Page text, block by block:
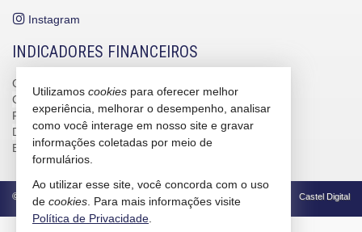
Instagram
INDICADORES FINANCEIROS
CUB /
CUB /SCvariação
0,95%
Poupança
0,6738%
Dólar Comercial
R$ 5,12
Euro
R$ 5,91
© 2026 CRECI/SC 4586-J Política de Privacidade Castel Digital
Utilizamos cookies para oferecer melhor
experiência, melhorar o desempenho, analisar
como você interage em nosso site e gravar
informações coletadas por meio de
formulários.
Ao utilizar esse site, você concorda com o uso
de cookies . Para mais informações visite
Política de Privacidade